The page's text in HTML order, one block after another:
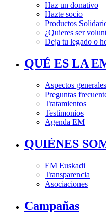
Haz un donativo
Hazte socio
Productos
¿Quieres ser
Deja tu legado o
QUÉ ES LA
Aspectos generales
Preguntas
Tratamientos
Testimonios
Agenda EM
QUIÉNES
EM Euskadi
Transparencia
Asociaciones
Campañas